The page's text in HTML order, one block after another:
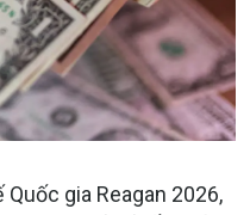
gia Reagan 2026,